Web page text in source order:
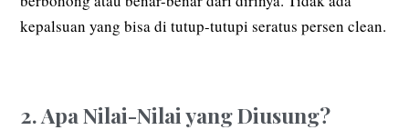
kepalsuan yang bisa di tutup-tutupi seratus persen clean.
2. Apa Nilai-Nilai yang Diusung?